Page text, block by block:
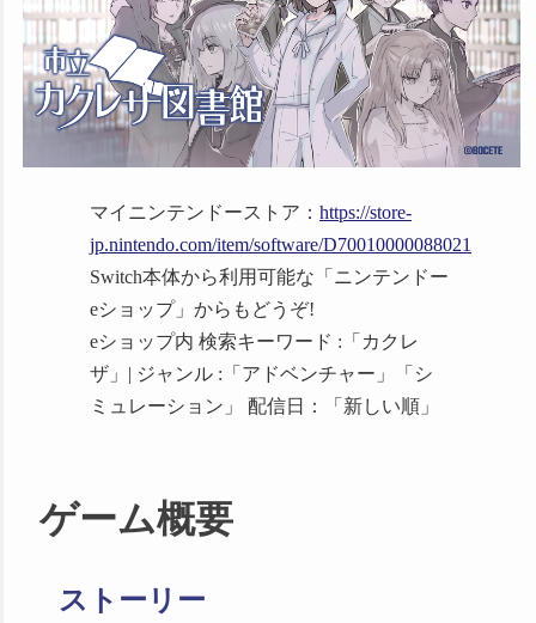
た
2025/05/02メディアに3件追加し
ました ご紹介ありがとうございま
す！
2025/05/01
Nintendo Switch版「市
2025/04/30メディア に2件追加し
ました ご紹介ありがとうございま
す！
2025/04/24 Nintendo Switch版のス
トアを公開しました
2024/11/27 Steamオータムセール
（11/28-12/5 3:00）に参加していまし
ム実況動画をYouTube等へアップロー
ドして良い旨明記しました
Steam PCカフェプログラムに参加し
マイニンテンドーストア： https://store-
jp.nintendo.com/item/software/D70010000088021
Switch本体から利用可能な「ニンテンドー
eショップ」からもどうぞ!
eショップ内 検索キーワード :「カクレ
ザ」| ジャンル :「アドベンチャー」「シ
ミュレーション」 配信日：「新しい順」
ゲーム概要
ストーリー